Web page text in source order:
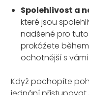
Spolehlivost a
které jsou
nadšené pro
prokážete
ochotnější s
Když pochopíte